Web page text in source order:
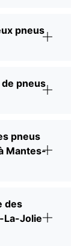
pneus
pneus
pneus
Mantes-
des
La-Jolie